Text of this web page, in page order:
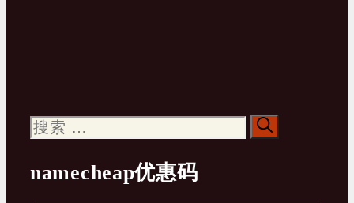
搜
namecheap优惠码